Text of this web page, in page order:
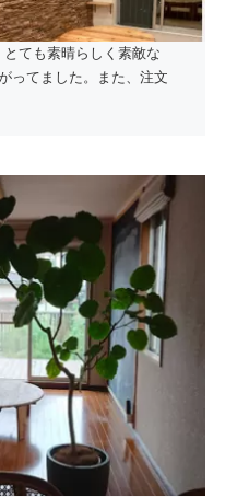
ても素晴らしく素敵な
ってました。また、注文